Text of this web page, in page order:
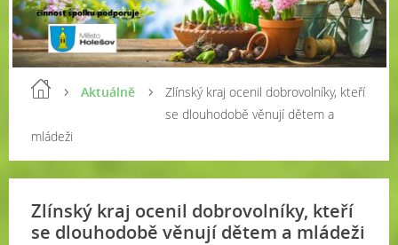
Aktuálně
Zlínský kraj ocenil dobrovolníky, kteří
se dlouhodobě věnují dětem a
mládeži
Zlínský kraj ocenil dobrovolníky, kteří
se dlouhodobě věnují dětem a mládeži